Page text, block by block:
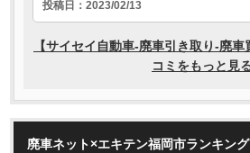
廃車ネット×エキテン福岡市ランキング